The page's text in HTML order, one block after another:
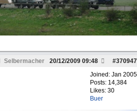
Selbermacher #370947
20/12/2009 09:48
Joined: Jan 2005
Posts: 14,384
Likes: 30
Buer